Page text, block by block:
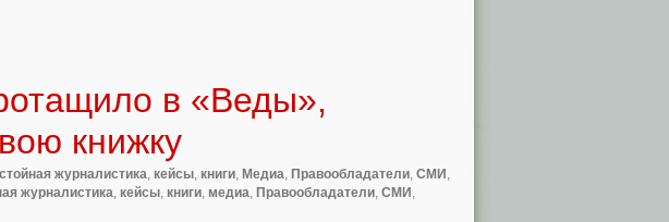
в «Веды»,
книжку
журналистика, кейсы, книги, Медиа, Правообладатели, СМИ ,
журналистика, кейсы, книги, медиа, Правообладатели, СМИ ,